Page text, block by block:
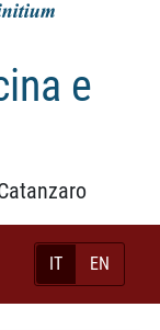
e
IT EN